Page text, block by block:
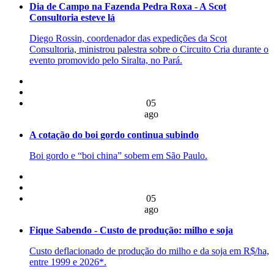
Dia de Campo na Fazenda Pedra Roxa - A Scot
Consultoria esteve lá
Diego Rossin, coordenador das expedições da Scot
Consultoria, ministrou palestra sobre o Circuito Cria durante o
evento promovido pelo Siralta, no Pará.
05
ago
A cotação do boi gordo continua subindo
Boi gordo e “boi china” sobem em São Paulo.
05
ago
Fique Sabendo - Custo de produção: milho e soja
Custo deflacionado de produção do milho e da soja em R$/ha,
entre 1999 e 2026*.